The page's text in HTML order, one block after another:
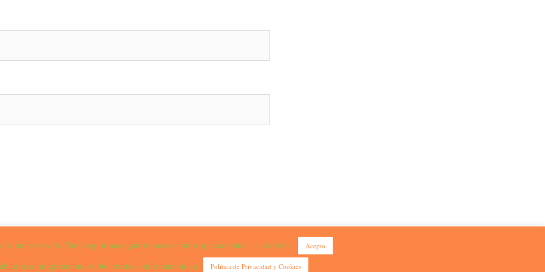
por aThemes.
en esta web. Para seguir navegando necesitamos que aceptes las cookies. Acepto
la configuración u obtener más información en Política de Privacidad y Cookies .